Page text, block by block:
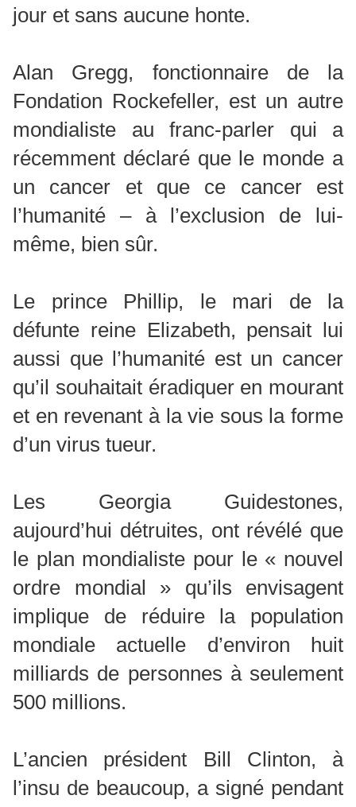
jour et sans aucune honte.
Alan Gregg, fonctionnaire de la
Fondation Rockefeller, est un autre
mondialiste au franc-parler qui a
récemment déclaré que le monde a
un cancer et que ce cancer est
l’humanité – à l’exclusion de lui-
même, bien sûr.
Le prince Phillip, le mari de la
défunte reine Elizabeth, pensait lui
aussi que l’humanité est un cancer
qu’il souhaitait éradiquer en mourant
et en revenant à la vie sous la forme
d’un virus tueur.
Les Georgia Guidestones,
aujourd’hui détruites, ont révélé que
le plan mondialiste pour le « nouvel
ordre mondial » qu’ils envisagent
implique de réduire la population
mondiale actuelle d’environ huit
milliards de personnes à seulement
500 millions.
L’ancien président Bill Clinton, à
l’insu de beaucoup, a signé pendant